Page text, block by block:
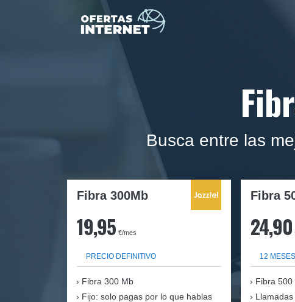
Busca entre las
Fibra 300Mb
19,95 €/mes
PRECIO DEFINITIVO
Fibra 300 Mb
Fijo: solo pagas por lo que hablas
Fibra
24,90
12
Fibra 500